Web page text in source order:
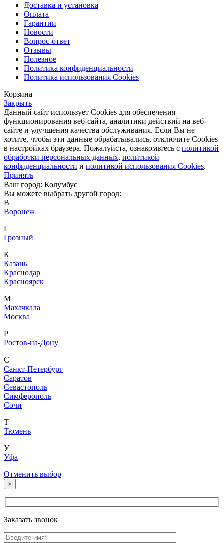
Доставка и установка
Оплата
Гарантии
Новости
Вопрос-ответ
Отзывы
Полезное
Политика конфиденциальности
Политика использования Cookies
Корзина
Закрыть
Данный сайт использует Cookies для обеспечения
функционирования веб-сайта, аналитики действий на веб-
сайте и улучшения качества обслуживания. Если Вы не
хотите, чтобы эти данные обрабатывались, отключите Cookies
в настройках браузера. Пожалуйста, ознакомьтесь с политикой
обработки персональных данных, политикой
конфиденциальности и политикой использования Cookies.
Принять
Ваш город: Колумбус
Вы можете выбрать другой город:
В
Воронеж
Г
Грозный
К
Казань
Краснодар
Красноярск
М
Махачкала
Москва
Р
Ростов-на-Дону
С
Санкт-Петербург
Саратов
Севастополь
Симферополь
Сочи
Т
Тюмень
У
Уфа
Отменить выбор
×
Заказать звонок